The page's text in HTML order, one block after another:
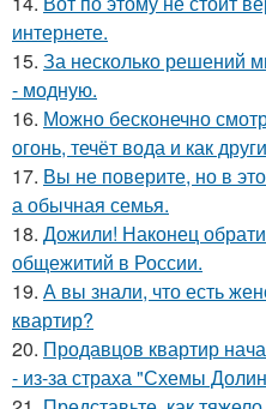
интернете.
15. За несколько решений
- модную.
16. Можно бесконечно
огонь, течёт вода и как
17. Вы не поверите, но в
а обычная семья.
18. Дожили! Наконец
общежитий в России.
19. А вы знали, что есть
квартир?
20. Продавцов квартир
- из-за страха "Схемы